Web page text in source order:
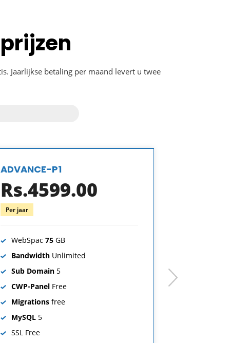
Jaarlijkse betaling per maand levert u twee
ADVANCE-P1
Rs.4599.00
Per jaar
WebSpac 75 GB
Bandwidth Unlimited
Sub Domain 5
CWP-Panel Free
Migrations free
MySQL 5
SSL Free
next